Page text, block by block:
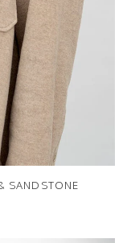
SANDSTONE